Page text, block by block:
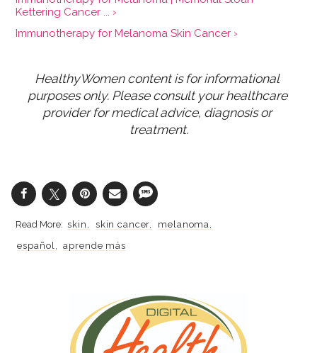
Kettering Cancer ... ›
Immunotherapy for Melanoma Skin Cancer ›
HealthyWomen content is for informational
purposes only. Please consult your healthcare
provider for medical advice, diagnosis or
treatment.
skin skin cancer
melanoma
español
aprende más